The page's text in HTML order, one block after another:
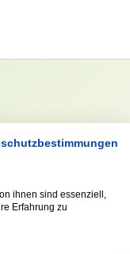
Abonnieren
ihnen sind essenziell,
Erfahrung zu